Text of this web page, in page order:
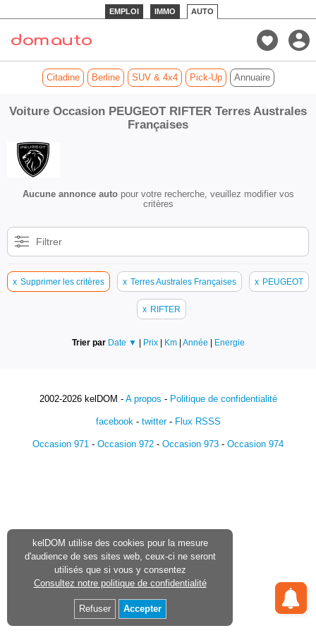
EMPLOI IMMO AUTO
Citadine Berline SUV & 4x4 Pick-Up Annuaire
Voiture Occasion PEUGEOT RIFTER Terres Australes
Françaises
Aucune annonce autopour votre recherche, veuillez modifier vos
critères
Filtrer
x Supprimer les critères x Terres Australes Françaises x PEUGEOT
x RIFTER
Trier par Date ▼ | Prix | Km | Année | Energie
2002-2026 kelDOM - A propos - Politique de confidentialité
facebook- twitter- Flux RSSS
Occasion 971 - Occasion 972 - Occasion 973 - Occasion 974
kelDOM utilise des cookies pour la mesure
d'audience de ses sites web, ceux-ci ne seront
utilisés que si vous y consentez
Consultez notre politique de confidentialité
Refuser Accepter